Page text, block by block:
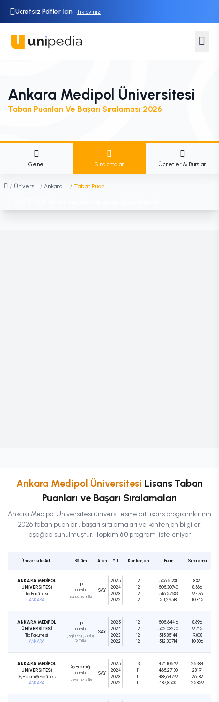
Ücretsiz Pdfler İçin Tıklayınız
Ankara Medipol Üniversitesi
Taban Puanları Ve Başarı Sıralaması 2026
Genel Sıralamalar Ücretler & Burslar
/ Üniversiteler / Ankara Medipol Üniversitesi / Taban Puanları ve Başarı Sıralaması
Ankara Medipol Üniversitesi Lisans Taban
Puanları ve Başarı Sıralamaları
Ankara Medipol Üniversitesi üniversitesine ait lisans programlarının
2026 taban puanları, başarı sıralamaları ve kontenjan bilgileri
aşağıda sunulmuştur. Toplam 60 program listeleniyor
Üniversite Adı Bölüm Alan Yıl Kontenjan Puan Sıralama
ANKARA MEDİPOL
ÜNİVERSİTESİ
Tıp Fakültesi
ANKARA
Tıp
Burslu
(Burslu) (6 Yıllık)
SAY
2025
2024
2023
2022
12
12
12
12
506,61231
505,30740
516,57683
511,29518
8.321
8.566
9.476
10.845
ANKARA MEDİPOL
ÜNİVERSİTESİ
Tıp Fakültesi
ANKARA
Tıp
Burslu
(İngilizce) (Burslu)
(6 Yıllık)
SAY
2025
2024
2023
2022
12
12
12
12
505,64416
502,03220
515,85144
512,30714
8.696
9.745
9.808
10.306
ANKARA MEDİPOL
ÜNİVERSİTESİ
Diş Hekimliği Fakültesi
ANKARA
Diş Hekimliği
Burslu
(Burslu) (5 Yıllık)
SAY
2025
2024
2023
2022
13
11
11
11
474,10649
465,27130
488,64739
487,85001
26.384
28.191
26.182
25.859